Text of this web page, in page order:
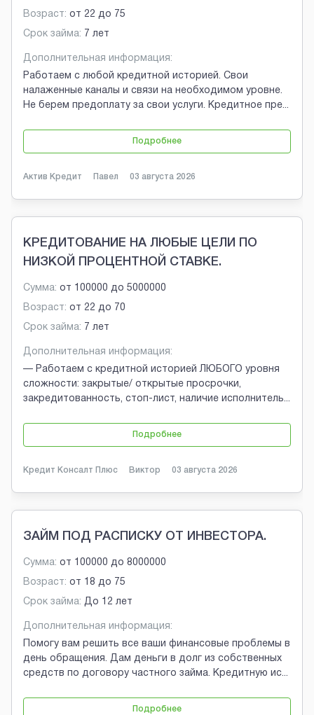
Возраст: от 22 до 75
Срок займа: 7 лет
Дополнительная информация:
Работаем с любой кредитной историей. Свои
налаженные каналы и связи на необходимом уровне.
Не берем предоплату за свои услуги. Кредитное пре...
Подробнее
Актив Кредит Павел 03 августа 2026
КРЕДИТОВАНИЕ НА ЛЮБЫЕ ЦЕЛИ ПО
НИЗКОЙ ПРОЦЕНТНОЙ СТАВКЕ.
Сумма: от 100000 до 5000000
Возраст: от 22 до 70
Срок займа: 7 лет
Дополнительная информация:
— Работаем с кредитной историей ЛЮБОГО уровня
сложности: закрытые/ открытые просрочки,
закредитованность, стоп-лист, наличие исполнитель...
Подробнее
Кредит Консалт Плюс Виктор 03 августа 2026
ЗАЙМ ПОД РАСПИСКУ ОТ ИНВЕСТОРА.
Сумма: от 100000 до 8000000
Возраст: от 18 до 75
Срок займа: До 12 лет
Дополнительная информация:
Помогу вам решить все ваши финансовые проблемы в
день обращения. Дам деньги в долг из собственных
средств по договору частного займа. Кредитную ис...
Подробнее